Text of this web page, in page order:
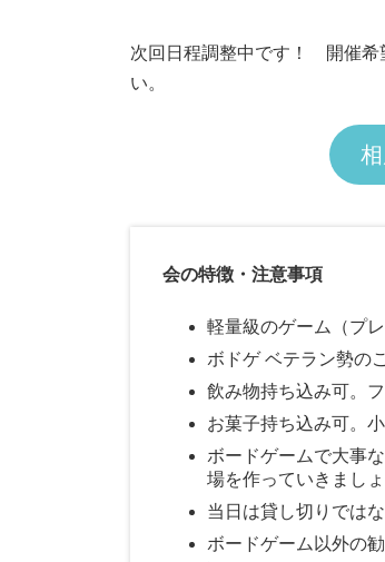
次回日程調整中です！ 開催希
い。
会の特徴・注意事項
軽量級のゲーム（プ
ボドゲ ベテラン勢の
飲み物持ち込み可。
お菓子持ち込み可。
ボードゲームで大事
場を作っていきまし
当日は貸し切りでは
ボードゲーム以外の